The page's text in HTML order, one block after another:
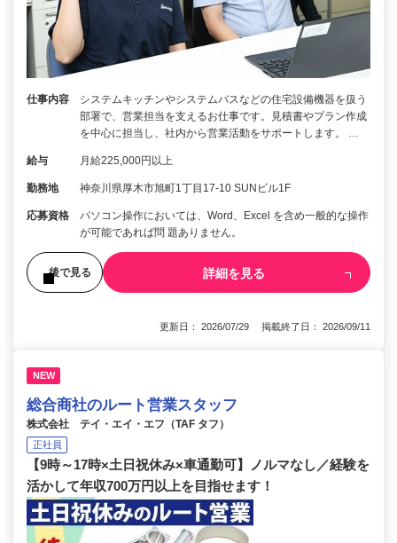
仕事内容
システムキッチンやシステムバスなどの住宅設備機器を扱う
部署で、営業担当を支えるお仕事です。見積書やプラン作成
を中心に担当し、社内から営業活動をサポートします。 …
給与 月給225,000円以上
勤務地 神奈川県厚木市旭町1丁目17-10 SUNビル1F
応募資格
パソコン操作においては、Word、Excel を含め一般的な操作
が可能であれば問 題ありません。
後で見る 詳細を見る
更新日： 2026/07/29 掲載終了日： 2026/09/11
NEW
総合商社のルート営業スタッフ
株式会社 テイ・エイ・エフ（TAF タフ）
正社員
【9時～17時×土日祝休み×車通勤可】ノルマなし／経験を
活かして年収700万円以上を目指せます！